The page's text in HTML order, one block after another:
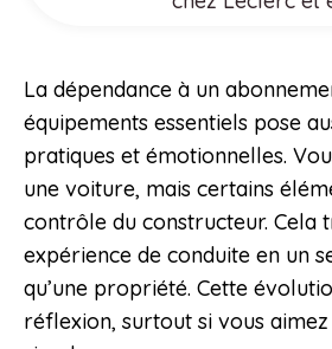
La dépendance à un
équipements essentiels pose
pratiques et émotionnelles.
une voiture, mais certains
contrôle du constructeur. Cela
expérience de conduite en un
qu’une propriété. Cette
réflexion, surtout si vous